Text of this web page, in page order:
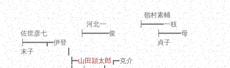
                                  嶺村素輔
                    河北一        ┝━━━━━一枝
    佐世彦七        ┝━━━━━━俊          ┝━━━━━母
    ┝━━━━━┳━伊登                      貞子
    末子        ┃
                ┣━
山田頴太郎┏━克介